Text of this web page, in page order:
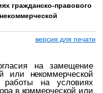
гражданско-правового
версия для печати
на замещение
или некоммерческой
работы на условиях
в коммерческой или